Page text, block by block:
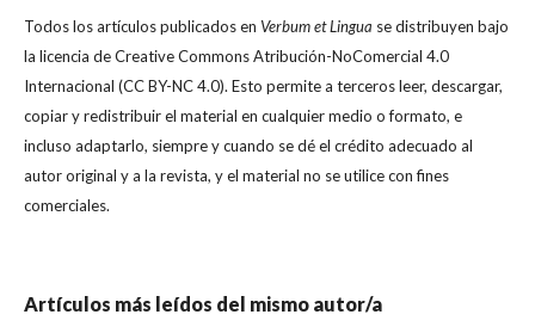
Todos los artículos publicados en Verbum et Lingua se distribuyen bajo
la licencia de Creative Commons Atribución-NoComercial 4.0
Internacional (CC BY-NC 4.0). Esto permite a terceros leer, descargar,
copiar y redistribuir el material en cualquier medio o formato, e
incluso adaptarlo, siempre y cuando se dé el crédito adecuado al
autor original y a la revista, y el material no se utilice con fines
comerciales.
Artículos más leídos del mismo autor/a